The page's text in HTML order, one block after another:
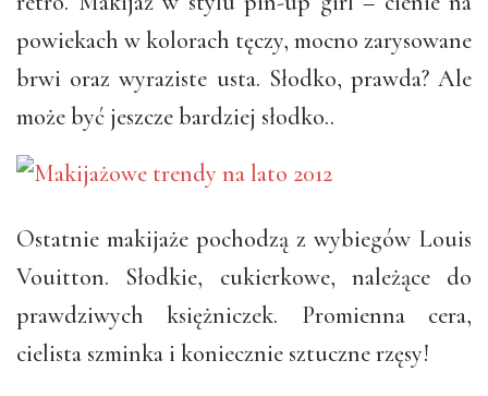
powiekach w kolorach tęczy, mocno zarysowane
brwi oraz wyraziste usta. Słodko, prawda? Ale
może być jeszcze bardziej słodko..
Ostatnie makijaże pochodzą z wybiegów Louis
Vouitton. Słodkie, cukierkowe, należące do
prawdziwych księżniczek. Promienna cera,
cielista szminka i koniecznie sztuczne rzęsy!